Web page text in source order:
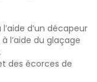
d’un décapeur
l’aide du glaçage
des écorces de